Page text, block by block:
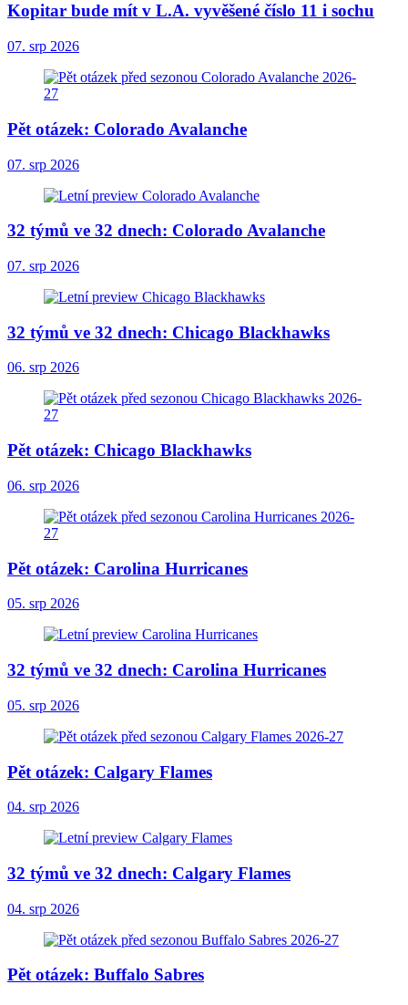
Kopitar bude mít v L.A. vyvěšené číslo 11 i sochu
07. srp 2026
Pět otázek: Colorado Avalanche
07. srp 2026
32 týmů ve 32 dnech: Colorado Avalanche
07. srp 2026
32 týmů ve 32 dnech: Chicago Blackhawks
06. srp 2026
Pět otázek: Chicago Blackhawks
06. srp 2026
Pět otázek: Carolina Hurricanes
05. srp 2026
32 týmů ve 32 dnech: Carolina Hurricanes
05. srp 2026
Pět otázek: Calgary Flames
04. srp 2026
32 týmů ve 32 dnech: Calgary Flames
04. srp 2026
Pět otázek: Buffalo Sabres